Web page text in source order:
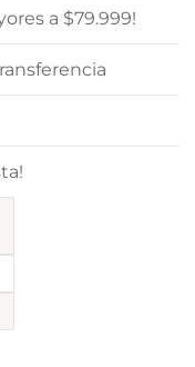
a $79.999!